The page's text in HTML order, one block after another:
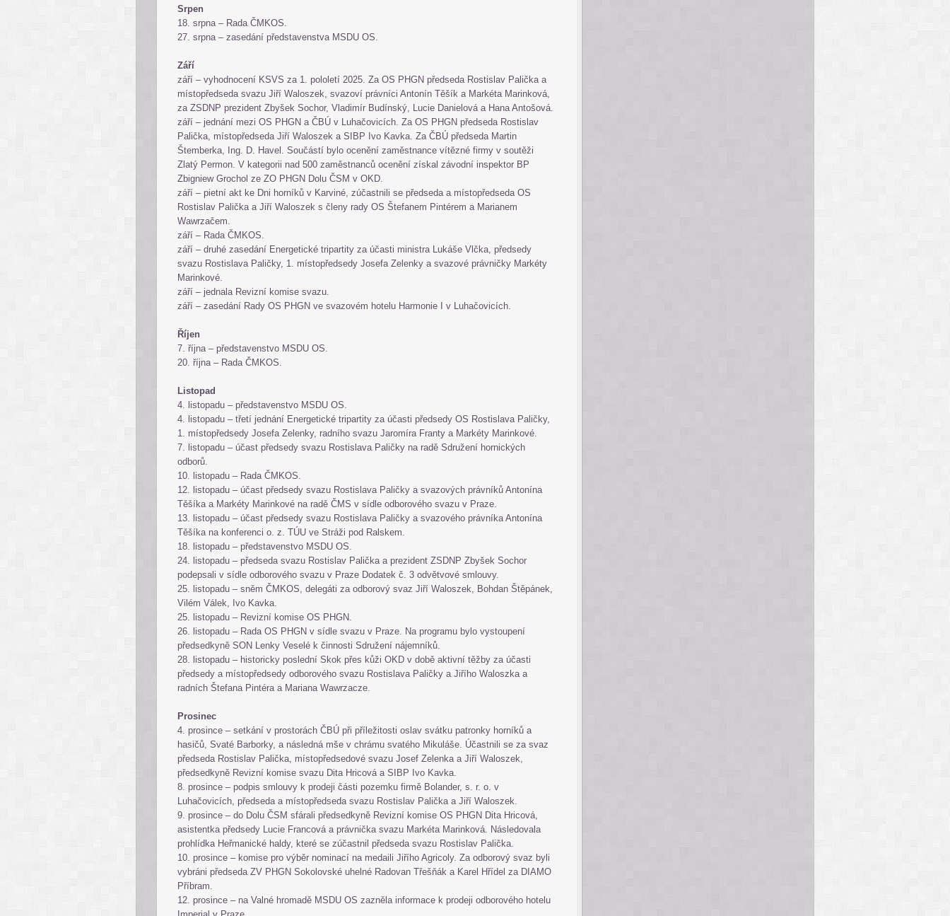
Srpen
18. srpna – Rada ČMKOS.
27. srpna – zasedání představenstva MSDU OS.
Září
září – vyhodnocení KSVS za 1. pololetí 2025. Za OS PHGN předseda Rostislav Palička a
místopředseda svazu Jiří Waloszek, svazoví právníci Antonín Těšík a Markéta Marinková,
za ZSDNP prezident Zbyšek Sochor, Vladimír Budínský, Lucie Danielová a Hana Antošová.
září – jednání mezi OS PHGN a ČBÚ v Luhačovicích. Za OS PHGN předseda Rostislav
Palička, místopředseda Jiří Waloszek a SIBP Ivo Kavka. Za ČBÚ předseda Martin
Štemberka, Ing. D. Havel. Součástí bylo ocenění zaměstnance vítězné firmy v soutěži
Zlatý Permon. V kategorii nad 500 zaměstnanců ocenění získal závodní inspektor BP
Zbigniew Grochol ze ZO PHGN Dolu ČSM v OKD.
září – pietní akt ke Dni horníků v Karviné, zúčastnili se předseda a místopředseda OS
Rostislav Palička a Jiří Waloszek s členy rady OS Štefanem Pintérem a Marianem
Wawrzačem.
září – Rada ČMKOS.
září – druhé zasedání Energetické tripartity za účasti ministra Lukáše Vlčka, předsedy
svazu Rostislava Paličky, 1. místopředsedy Josefa Zelenky a svazové právničky Markéty
Marinkové.
září – jednala Revizní komise svazu.
září – zasedání Rady OS PHGN ve svazovém hotelu Harmonie I v Luhačovicích.
Říjen
7. října – představenstvo MSDU OS.
20. října – Rada ČMKOS.
Listopad
4. listopadu – představenstvo MSDU OS.
4. listopadu – třetí jednání Energetické tripartity za účasti předsedy OS Rostislava Paličky,
1. místopředsedy Josefa Zelenky, radního svazu Jaromíra Franty a Markéty Marinkové.
7. listopadu – účast předsedy svazu Rostislava Paličky na radě Sdružení hornických
odborů.
10. listopadu – Rada ČMKOS.
12. listopadu – účast předsedy svazu Rostislava Paličky a svazových právníků Antonína
Těšíka a Markéty Marinkové na radě ČMS v sídle odborového svazu v Praze.
13. listopadu – účast předsedy svazu Rostislava Paličky a svazového právníka Antonína
Těšíka na konferenci o. z. TÚU ve Stráži pod Ralskem.
18. listopadu – představenstvo MSDU OS.
24. listopadu – předseda svazu Rostislav Palička a prezident ZSDNP Zbyšek Sochor
podepsali v sídle odborového svazu v Praze Dodatek č. 3 odvětvové smlouvy.
25. listopadu – sněm ČMKOS, delegáti za odborový svaz Jiří Waloszek, Bohdan Štěpánek,
Vilém Válek, Ivo Kavka.
25. listopadu – Revizní komise OS PHGN.
26. listopadu – Rada OS PHGN v sídle svazu v Praze. Na programu bylo vystoupení
předsedkyně SON Lenky Veselé k činnosti Sdružení nájemníků.
28. listopadu – historicky poslední Skok přes kůži OKD v době aktivní těžby za účasti
předsedy a místopředsedy odborového svazu Rostislava Paličky a Jiřího Waloszka a
radních Štefana Pintéra a Mariana Wawrzacze.
Prosinec
4. prosince – setkání v prostorách ČBÚ při příležitosti oslav svátku patronky horníků a
hasičů, Svaté Barborky, a následná mše v chrámu svatého Mikuláše. Účastnili se za svaz
předseda Rostislav Palička, místopředsedové svazu Josef Zelenka a Jiří Waloszek,
předsedkyně Revizní komise svazu Dita Hricová a SIBP Ivo Kavka.
8. prosince – podpis smlouvy k prodeji části pozemku firmě Bolander, s. r. o. v
Luhačovicích, předseda a místopředseda svazu Rostislav Palička a Jiří Waloszek.
9. prosince – do Dolu ČSM sfárali předsedkyně Revizní komise OS PHGN Dita Hricová,
asistentka předsedy Lucie Francová a právnička svazu Markéta Marinková. Následovala
prohlídka Heřmanické haldy, které se zúčastnil předseda svazu Rostislav Palička.
10. prosince – komise pro výběr nominací na medaili Jiřího Agricoly. Za odborový svaz byli
vybráni předseda ZV PHGN Sokolovské uhelné Radovan Třešňák a Karel Hřídel za DIAMO
Příbram.
12. prosince – na Valné hromadě MSDU OS zazněla informace k prodeji odborového hotelu